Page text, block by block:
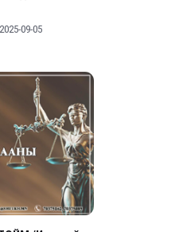
2025-09-05